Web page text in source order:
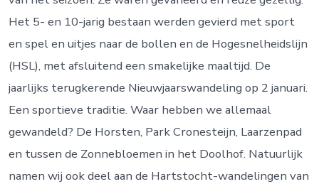
Het 5- en 10-jarig bestaan werden gevierd met sport
en spel en uitjes naar de bollen en de Hogesnelheidslijn
(HSL), met afsluitend een smakelijke maaltijd. De
jaarlijks terugkerende Nieuwjaarswandeling op 2 januari.
Een sportieve traditie. Waar hebben we allemaal
gewandeld? De Horsten, Park Cronesteijn, Laarzenpad
en tussen de Zonnebloemen in het Doolhof. Natuurlijk
namen wij ook deel aan de Hartstocht-wandelingen van